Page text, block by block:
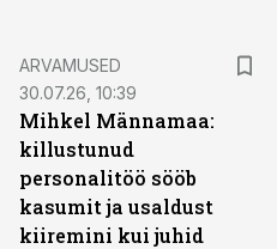
ARVAMUSED
30.07.26, 10:39
Mihkel Männamaa:
killustunud
personalitöö sööb
kasumit ja usaldust
kiiremini kui juhid